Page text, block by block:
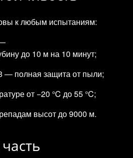
к любым испытаниям:
до 10 м на 10 минут;
— полная защита от пыли;
от −20 °C до 55 °C;
высот до 9000 м.